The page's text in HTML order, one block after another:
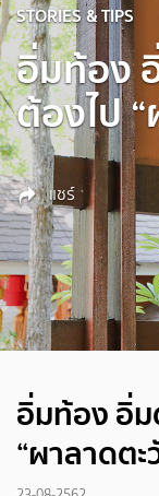
STORIES & TIPS
อิ่มท้อง
ต้องไป
แชร์
อิ่มท้อง อิ่ม
“ผาลาดตะ